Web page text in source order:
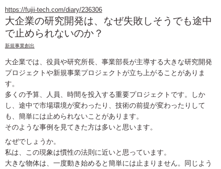
https://fujii-tech.com/diary/236306
大企業の研究開発は、なぜ失敗しそうでも途中
で止められないのか？
新規事業創出
大企業では、役員や研究所長、事業部長が主導する大きな研究開発
プロジェクトや新規事業プロジェクトが立ち上がることがありま
す。
多くの予算、人員、時間を投入する重要プロジェクトです。しか
し、途中で市場環境が変わったり、技術の前提が変わったりして
も、簡単には止められないことがあります。
そのような事例を見てきた方は多いと思います。
なぜでしょうか。
私は、この現象は慣性の法則に近いと思っています。
大きな物体は、一度動き始めると簡単には止まりません。同じよう